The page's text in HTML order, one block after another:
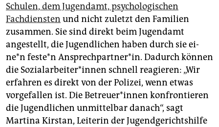
Schulen, dem Jugendamt, psychologischen
Fachdiensten und nicht zuletzt den Familien
zusammen. Sie sind direkt beim Jugendamt
angestellt, die Jugendlichen haben durch sie ei­
ne*n fes­te*n Ansprechpartner*in. Dadurch können
die So­zi­al­ar­bei­te­r*in­nen schnell reagieren: „Wir
erfahren es direkt von der Polizei, wenn etwas
vorgefallen ist. Die Be­treue­r*in­nen konfrontieren
die Jugendlichen unmittelbar danach“, sagt
Martina Kirstan, Leiterin der Jugendgerichtshilfe